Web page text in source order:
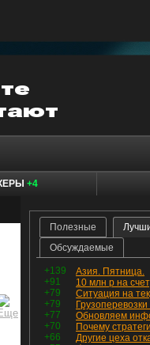
+4
Полезные
Обсуждаемые
+139
Азия. Пятница.
+91
+79
Ситуация на
+79
+77
+70
+66